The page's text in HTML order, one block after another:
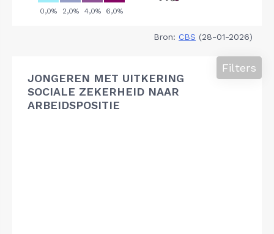
Bron: CBS (28-01-2026)
JONGEREN MET UITKERING
SOCIALE ZEKERHEID NAAR
ARBEIDSPOSITIE
Filters